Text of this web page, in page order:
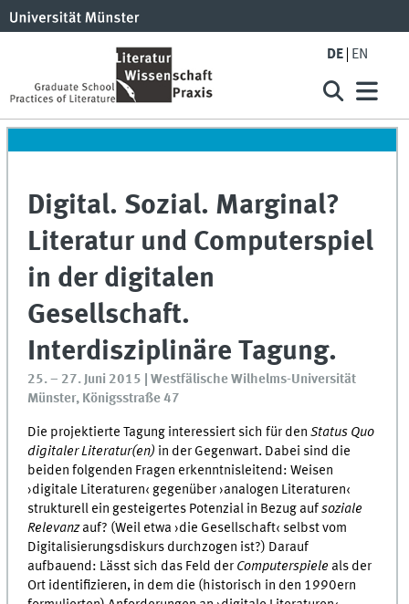
DE EN
Digital. Sozial. Marginal?
Literatur und Computerspiel
in der digitalen
Gesellschaft.
Interdisziplinäre Tagung.
25. – 27. Juni 2015 | Westfälische Wilhelms-Universität
Münster, Königsstraße 47
Die projektierte Tagung interessiert sich für denStatus Quo
digitaler Literatur(en) in der Gegenwart. Dabei sind die
beiden folgenden Fragen erkenntnisleitend: Weisen
›digitale Literaturen‹ gegenüber ›analogen Literaturen‹
strukturell ein gesteigertes Potenzial in Bezug aufsoziale
Relevanzauf? (Weil etwa ›die Gesellschaft‹ selbst vom
Digitalisierungsdiskurs durchzogen ist?) Darauf
aufbauend: Lässt sich das Feld der Computerspiele als der
Ort identifizieren, in dem die (historisch in den 1990ern